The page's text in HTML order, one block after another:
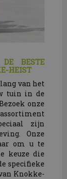
DE BESTE
HEIST
van het
tuin in de
onze
zijn
Onze
om u te
keuze die
specifieke
Knokke-